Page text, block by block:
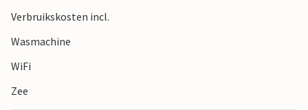
Verbruikskosten incl.
Wasmachine
WiFi
Zee